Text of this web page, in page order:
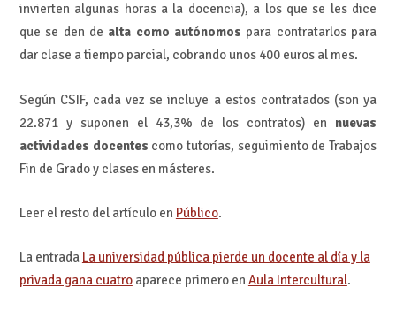
invierten algunas horas a la docencia), a los que se les dice
que se den de alta como autónomos para contratarlos para
dar clase a tiempo parcial, cobrando unos 400 euros al mes.
Según CSIF, cada vez se incluye a estos contratados (son ya
22.871 y suponen el 43,3% de los contratos) en nuevas
actividades docentes como tutorías, seguimiento de Trabajos
Fin de Grado y clases en másteres.
Leer el resto del artículo en Público.
La entrada La universidad pública pierde un docente al día y la
privada gana cuatroaparece primero en Aula Intercultural.